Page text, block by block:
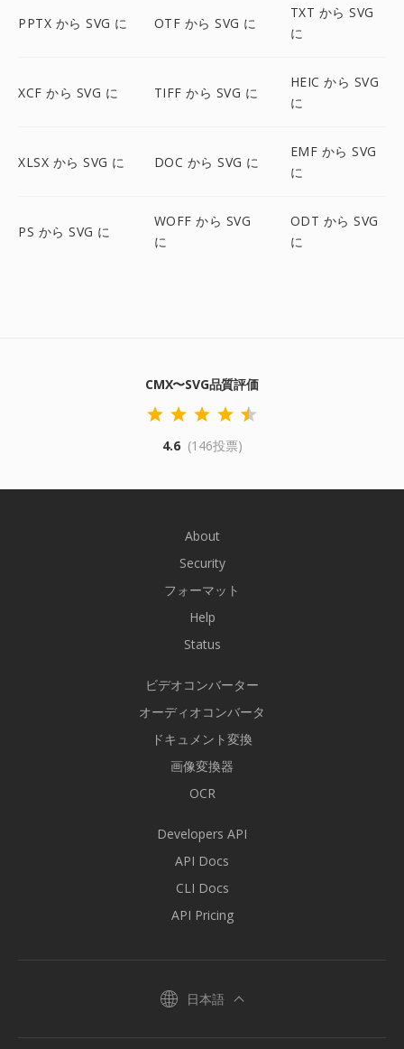
PPTX から SVG に OTF から SVG に
TXT から SVG
に
XCF から SVG に TIFF から SVG に
HEIC から SVG
に
XLSX から SVG に DOC から SVG に
EMF から SVG
に
PS から SVG に
WOFF から SVG
に
ODT から SVG
に
CMX〜SVG品質評価
4.6 (146投票)
About
Security
フォーマット
Help
Status
ビデオコンバーター
オーディオコンバータ
ドキュメント変換
画像変換器
OCR
Developers API
API Docs
CLI Docs
API Pricing
日本語